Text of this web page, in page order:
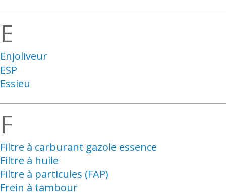
E
Enjoliveur
ESP
Essieu
F
Filtre à carburant gazole essence
Filtre à huile
Filtre à particules (FAP)
Frein à tambour